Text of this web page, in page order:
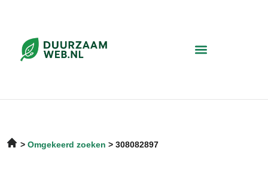
Omgekeerd zoeken 308082897